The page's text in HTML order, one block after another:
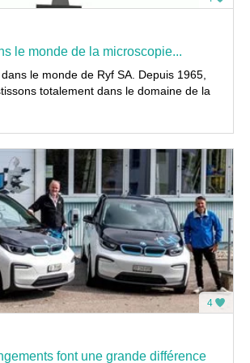
le monde de la microscopie...
le monde de Ryf SA. Depuis 1965,
totalement dans le domaine de la
4
font une grande différence